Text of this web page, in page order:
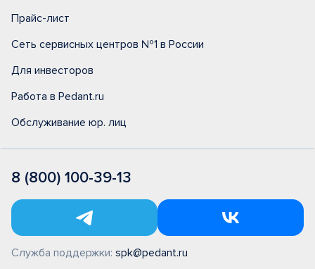
Прайс-лист
Сеть сервисных центров №1 в России
Для инвесторов
Работа в Pedant.ru
Обслуживание юр. лиц
8 (800) 100-39-13
Служба поддержки: spk@pedant.ru